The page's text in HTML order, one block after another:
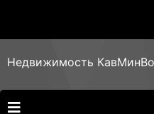
Недвижимость